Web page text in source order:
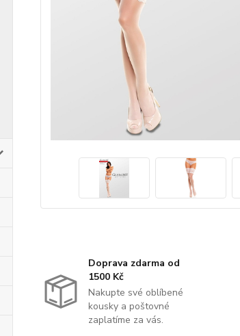
Doprava zdarma od
1500 Kč
Nakupte své oblíbené
kousky a poštovné
zaplatíme za vás.